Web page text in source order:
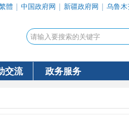
體 | 中国政府网 | 新疆政府网 | 乌鲁
交流 政务服务